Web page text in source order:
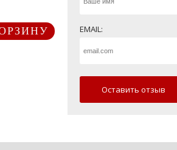
EMAIL:
Оставить отзыв